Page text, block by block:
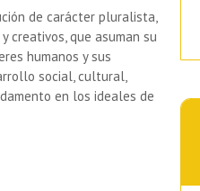
de carácter pluralista,
creativos, que asuman su
humanos y sus
social, cultural,
en los ideales de